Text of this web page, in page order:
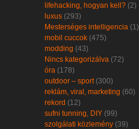
lifehacking, hogyan kell? (2)
luxus (293)
Mesterséges intelligencia (1)
mobil cuccok (475)
modding (43)
Nincs kategorizálva (72)
óra (178)
outdoor – sport (300)
reklám, viral, marketing (60)
rekord (12)
sufni tunning, DIY (99)
szolgálati közlemény (39)